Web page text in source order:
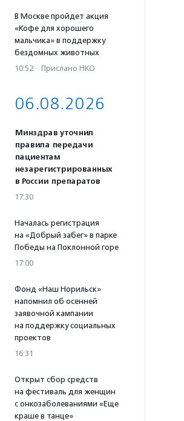
В Москве пройдет акция
«Кофе для хорошего
мальчика» в поддержку
бездомных животных
10:52 · Прислано НКО
06.08.2026
Минздрав уточнил
правила передачи
пациентам
незарегистрированных
в России препаратов
17:30
Началась регистрация
на «Добрый забег» в парке
Победы на Поклонной горе
17:00
Фонд «Наш Норильск»
напомнил об осенней
заявочной кампании
на поддержку социальных
проектов
16:31
Открыт сбор средств
на фестиваль для женщин
с онкозаболеваниями «Еще
краше в танце»